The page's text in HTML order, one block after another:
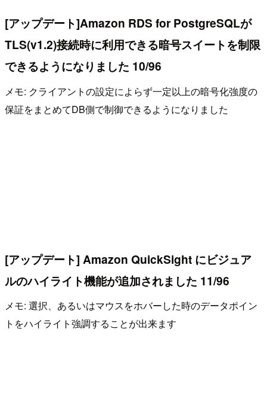
[アップデート]Amazon RDS for PostgreSQLが
TLS(v1.2)接続時に利用できる暗号スイートを制限
できるようになりました 10/96
メモ: クライアントの設定によらず一定以上の暗号化強度の
保証をまとめてDB側で制御できるようになりました
[アップデート] Amazon QuickSight にビジュア
ルのハイライト機能が追加されました 11/96
メモ: 選択、あるいはマウスをホバーした時のデータポイン
トをハイライト強調することが出来ます